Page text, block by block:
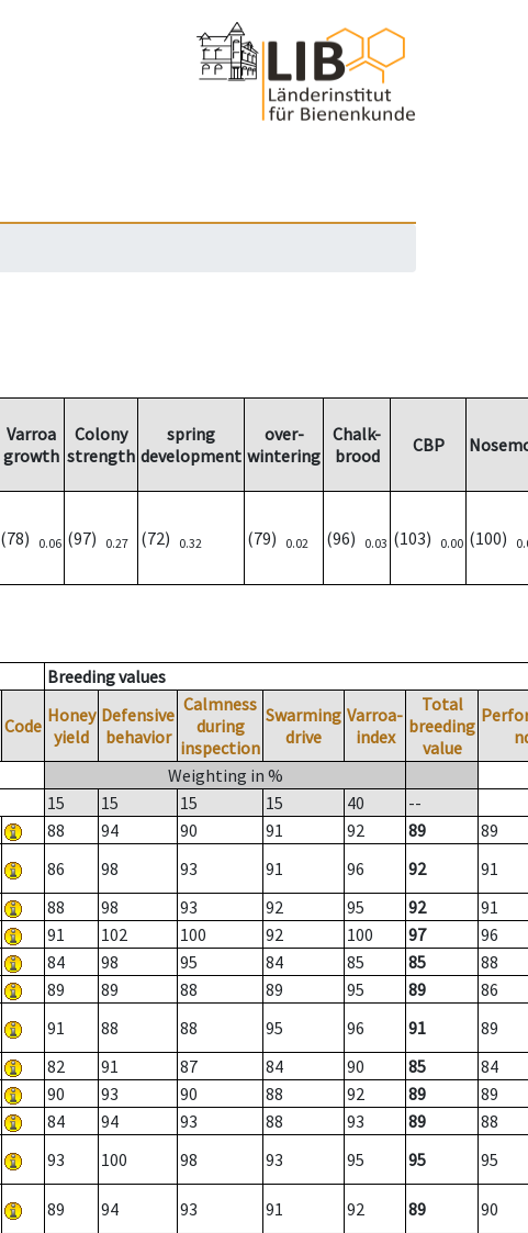
Varroa
growth
Colony
strength
spring
development
over-
wintering
Chalk-
brood
CBP
(78) 0.06 (97) 0.27 (72) 0.32 (79) 0.02 (96) 0.03 (103) 0.00 (100)
Breeding values
Code Honey
yield
Defensive
behavior
Calmness
during
inspection
Swarming
drive
Varroa-
index
Total
breeding
value
Weighting in %
15
15 15 15 40
--
88 94 90 91 92 89
89
86 98 93 91 96 92
91
88 98 93 92 95 92
91
91 102 100 92 100 97
96
84 98 95 84 85 85
88
89 89 88 89 95 89
86
91 88 88 95 96 91
89
82 91 87 84 90 85
84
90 93 90 88 92 89
89
84 94 93 88 93 89
88
93 100 98 93 95 95 95
89 94 93 91 92 89
90